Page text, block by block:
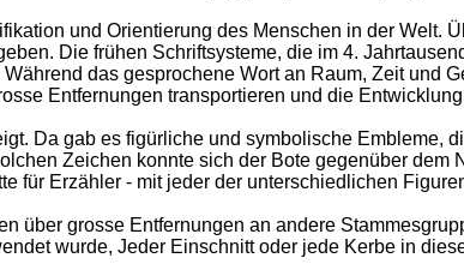
und Orientierung des Menschen in der Welt.
Die frühen Schriftsysteme, die im 4.
das gesprochene Wort an Raum, Zeit und
Entfernungen transportieren und die
Da gab es figürliche und symbolische Embleme,
Zeichen konnte sich der Bote gegenüber dem
für Erzähler - mit jeder der unterschiedlichen
über grosse Entfernungen an andere
wurde, Jeder Einschnitt oder jede Kerbe in